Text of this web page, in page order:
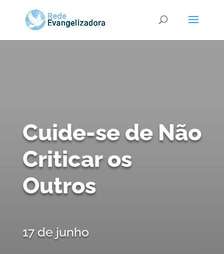
Cuide-se de Não
Criticar os
Outros
17 de junho